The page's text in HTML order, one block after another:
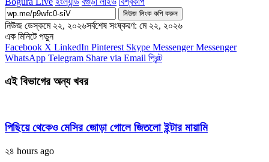
নিউজ লিংক কপি করুন
নিউজ ডেস্কমে ২২, ২০২৬সর্বশেষ সংষ্করণ: মে ২২, ২০২৬
এক মিনিটে পড়ুন
Facebook X LinkedIn Pinterest Skype Messenger Messenger
WhatsApp Telegram Share via Email প্রিন্ট
এই বিভাগের অন্য খবর
পিছিয়ে থেকেও মেসির জোড়া গোলে জিতলো ইন্টার মায়ামি
২৪ hours ago